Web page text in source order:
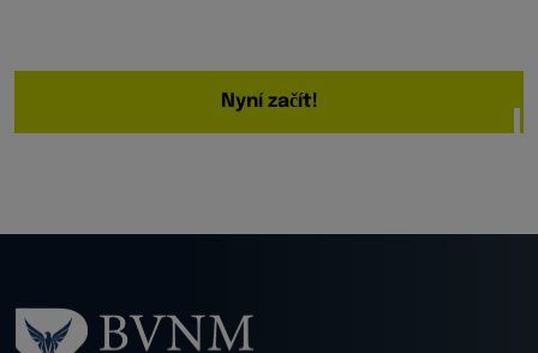
Nyní začít!